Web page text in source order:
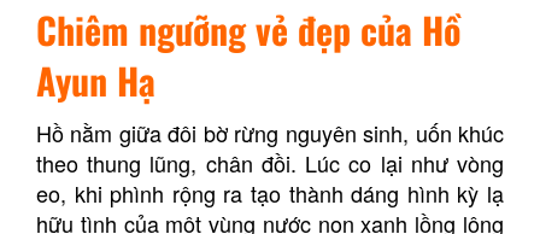
Chiêm ngưỡng vẻ đẹp của Hồ
Ayun Hạ
Hồ nằm giữa đôi bờ rừng nguyên sinh, uốn khúc
theo thung lũng, chân đồi. Lúc co lại như vòng
eo, khi phình rộng ra tạo thành dáng hình kỳ lạ
hữu tình của một vùng nước non xanh lồng lộng